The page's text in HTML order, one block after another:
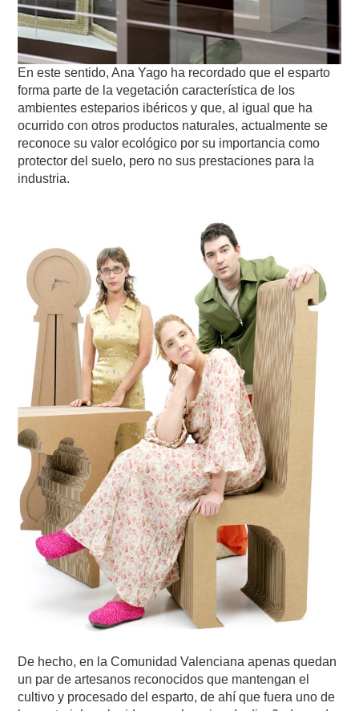
En este sentido, Ana Yago ha recordado que el esparto
forma parte de la vegetación característica de los
ambientes esteparios ibéricos y que, al igual que ha
ocurrido con otros productos naturales, actualmente se
reconoce su valor ecológico por su importancia como
protector del suelo, pero no sus prestaciones para la
industria.
De hecho, en la Comunidad Valenciana apenas quedan
un par de artesanos reconocidos que mantengan el
cultivo y procesado del esparto, de ahí que fuera uno de